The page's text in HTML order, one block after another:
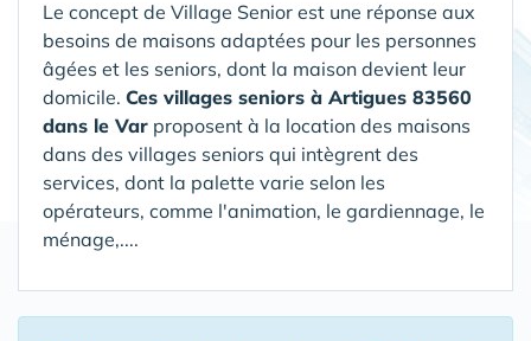
Le concept de Village Senior est une réponse aux
besoins de maisons adaptées pour les personnes
âgées et les seniors, dont la maison devient leur
domicile. Ces villages seniors à Artigues 83560
dans le Var proposent à la location des maisons
dans des villages seniors qui intègrent des
services, dont la palette varie selon les
opérateurs, comme l'animation, le gardiennage, le
ménage,....